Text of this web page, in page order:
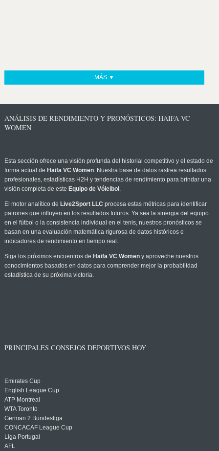
MÁS ▼
ANÁLISIS DE RENDIMIENTO Y PRONÓSTICOS: HAIFA VC
WOMEN
Esta sección ofrece una visión profunda del historial competitivo y el estado de
forma actual de Haifa VC Women. Nuestra base de datos rastrea resultados
profesionales, estadísticas H2H y tendencias de rendimiento para brindar una
visión completa de este Equipo de Vóleibol .
El motor analítico de Live2Sport LLC procesa estas métricas para identificar
patrones que influyen en los resultados futuros. Ya sea la sinergia del equipo
en el fútbol o la consistencia individual en el tenis, nuestros pronósticos se
basan en una evaluación matemática rigurosa de datos históricos e
indicadores de rendimiento en tiempo real.
Siga los próximos encuentros de Haifa VC Womeny aproveche nuestros
conocimientos basados en datos para comprender mejor la probabilidad
estadística de su próxima victoria.
PRINCIPALES CONSEJOS DEPORTIVOS HOY
Emirates Cup
English League Cup
ATP Montreal
WTA Toronto
German 2 Bundesliga
CONCACAF League Cup
Liga Portugal
AFL